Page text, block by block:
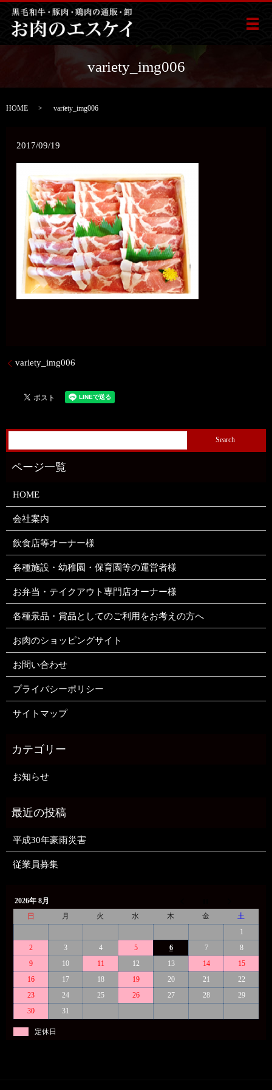
メ
variety_img006
HOME variety_img006
2017/09/19
variety_img006
HOME
会社案内
飲食店等オーナー様
各種施設・幼稚園・保育園等の運営者様
お弁当・テイクアウト専門店オーナー様
各種景品・賞品としてのご利用をお考えの方へ
お肉のショッピングサイト
お問い合わせ
プライバシーポリシー
サイトマップ
お知らせ
平成30年豪雨災害
従業員募集
2026年 8月
日
月 火 水 木 金
土
1
2
3 4 5 6 7
8
9
10 11 12 13 14
15
16
17 18 19 20 21
22
23
24 25 26 27 28
29
30
31
定休日